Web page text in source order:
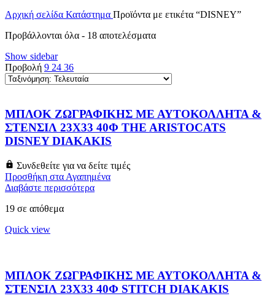
Αρχική σελίδα Κατάστημα Προϊόντα με ετικέτα “DISNEY”
Προβάλλονται όλα - 18 αποτελέσματαSorted
Show sidebar
Προβολή 9 24 36
ΜΠΛΟΚ ΖΩΓΡΑΦΙΚΗΣ ΜΕ ΑΥΤΟΚΟΛΛΗΤΑ &
ΣΤΕΝΣΙΛ 23X33 40Φ THE ARISTOCATS
DISNEY DIAKAKIS
Συνδεθείτε για να δείτε τιμές
Προσθήκη στα Αγαπημένα
Διαβάστε περισσότερα
19 σε απόθεμα
Quick view
ΜΠΛΟΚ ΖΩΓΡΑΦΙΚΗΣ ΜΕ ΑΥΤΟΚΟΛΛΗΤΑ &
ΣΤΕΝΣΙΛ 23X33 40Φ STITCH DIAKAKIS